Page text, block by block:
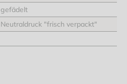
gefädelt
Neutraldruck "frisch verpackt"